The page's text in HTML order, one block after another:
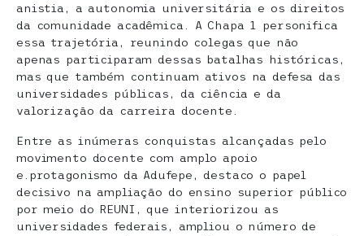
anistia, a autonomia universitária e os direitos
da comunidade acadêmica. A Chapa 1 personifica
essa trajetória, reunindo colegas que não
apenas participaram dessas batalhas históricas,
mas que também continuam ativos na defesa das
universidades públicas, da ciência e da
valorização da carreira docente.
Entre as inúmeras conquistas alcançadas pelo
movimento docente com amplo apoio
e.protagonismo da Adufepe, destaco o papel
decisivo na ampliação do ensino superior público
por meio do REUNI, que interiorizou as
universidades federais, ampliou o número de